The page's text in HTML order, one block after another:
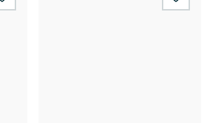
wishlist.add